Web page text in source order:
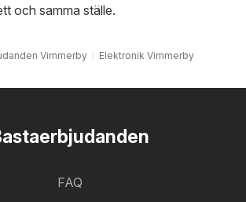
och samma ställe.
Vimmerby Elektronik Vimmerby
FAQ